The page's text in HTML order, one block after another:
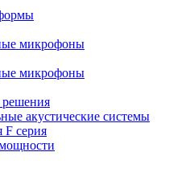
микрофоны
микрофоны
акустические системы
F серия